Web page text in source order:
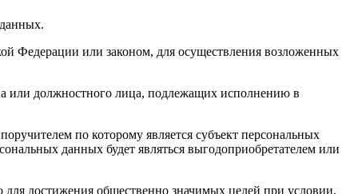
Федерации или законом, для осуществления возложенных
или должностного лица, подлежащих исполнению в
по которому является субъект персональных
данных будет являться выгодоприобретателем или
достижения общественно значимых целей при условии,